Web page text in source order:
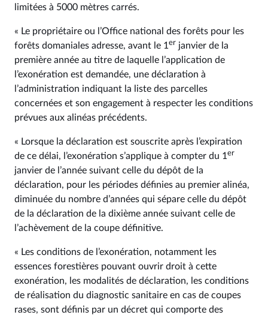
limitées à 5000 mètres carrés.
« Le propriétaire ou l’Office national des forêts pour les
forêts domaniales adresse, avant le 1 er janvier de la
première année au titre de laquelle l’application de
l’exonération est demandée, une déclaration à
l’administration indiquant la liste des parcelles
concernées et son engagement à respecter les conditions
prévues aux alinéas précédents.
« Lorsque la déclaration est souscrite après l’expiration
de ce délai, l’exonération s’applique à compter du 1 er
janvier de l’année suivant celle du dépôt de la
déclaration, pour les périodes définies au premier alinéa,
diminuée du nombre d’années qui sépare celle du dépôt
de la déclaration de la dixième année suivant celle de
l’achèvement de la coupe définitive.
« Les conditions de l’exonération, notamment les
essences forestières pouvant ouvrir droit à cette
exonération, les modalités de déclaration, les conditions
de réalisation du diagnostic sanitaire en cas de coupes
rases, sont définis par un décret qui comporte des